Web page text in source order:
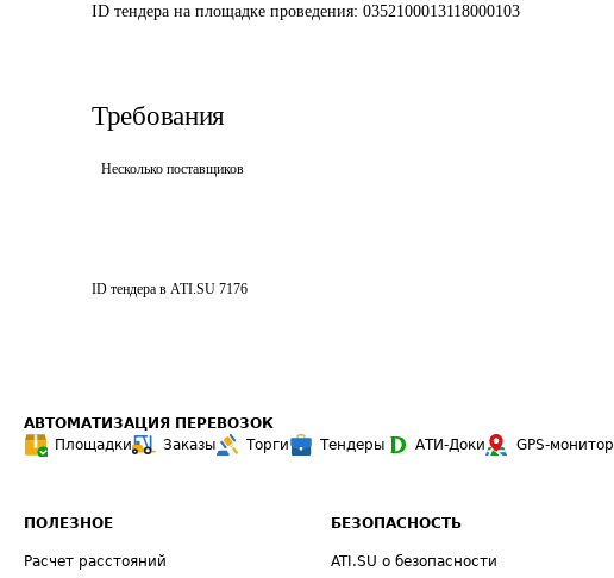
ID тендера на площадке проведения: 0352100013118000103
Требования
Несколько поставщиков
ID тендера в ATI.SU 7176
АВТОМАТИЗАЦИЯ ПЕРЕВОЗОК
Площадки
Заказы Торги Тендеры АТИ-Доки GPS-
ПОЛЕЗНОЕ
Расчет расстояний
БЕЗОПАСНОСТЬ
ATI.SU о безопасности